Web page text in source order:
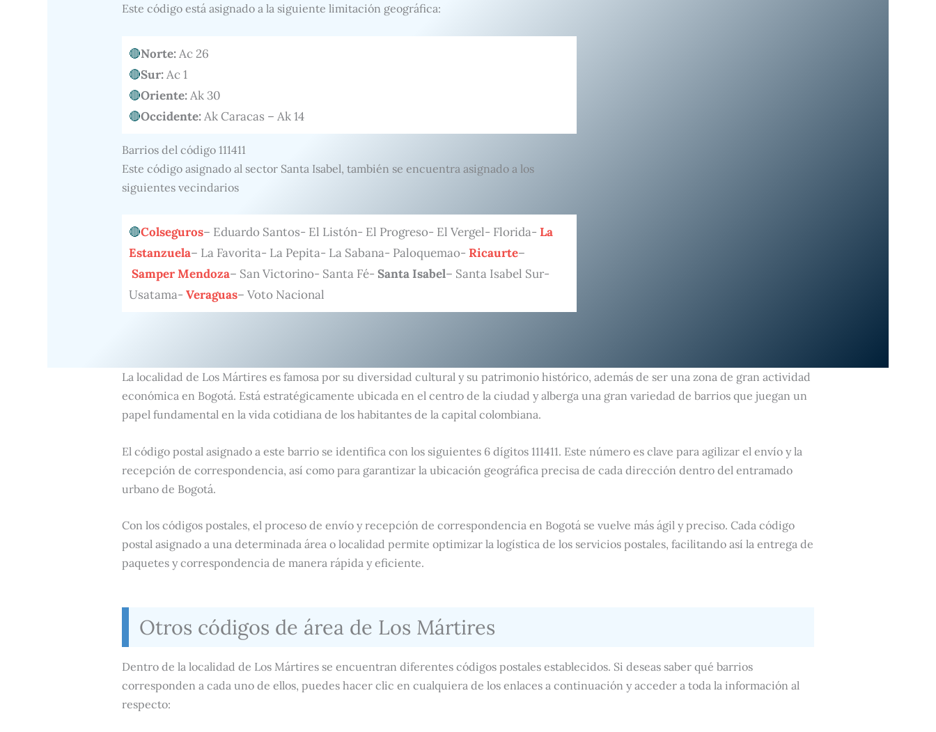
Este código está asignado a la siguiente limitación geográfica:
Norte:Ac 26
Sur:Ac 1
Oriente:Ak 30
Occidente:Ak Caracas – Ak 14
Barrios del código 111411
Este código asignado al sector Santa Isabel, también se encuentra asignado a los
siguientes vecindarios
Colseguros– Eduardo Santos- El Listón- El Progreso- El Vergel- Florida- La
Estanzuela– La Favorita- La Pepita- La Sabana- Paloquemao- Ricaurte–
Samper Mendoza– San Victorino- Santa Fé- Santa Isabel– Santa Isabel Sur-
Usatama- Veraguas– Voto Nacional
La localidad de Los Mártires es famosa por su diversidad cultural y su patrimonio histórico, además de ser una zona de gran actividad
económica en Bogotá. Está estratégicamente ubicada en el centro de la ciudad y alberga una gran variedad de barrios que juegan un
papel fundamental en la vida cotidiana de los habitantes de la capital colombiana.
El código postal asignado a este barrio se identifica con los siguientes 6 dígitos 111411. Este número es clave para agilizar el envío y la
recepción de correspondencia, así como para garantizar la ubicación geográfica precisa de cada dirección dentro del entramado
urbano de Bogotá.
Con los códigos postales, el proceso de envío y recepción de correspondencia en Bogotá se vuelve más ágil y preciso. Cada código
postal asignado a una determinada área o localidad permite optimizar la logística de los servicios postales, facilitando así la entrega de
paquetes y correspondencia de manera rápida y eficiente.
Otros códigos de área de Los Mártires
Dentro de la localidad de Los Mártires se encuentran diferentes códigos postales establecidos. Si deseas saber qué barrios
corresponden a cada uno de ellos, puedes hacer clic en cualquiera de los enlaces a continuación y acceder a toda la información al
respecto: